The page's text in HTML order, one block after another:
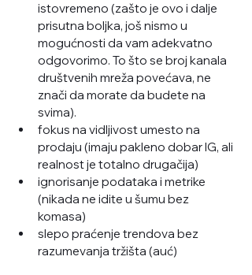
istovremeno (zašto je ovo i dalje
prisutna boljka, još nismo u
mogućnosti da vam adekvatno
odgovorimo. To što se broj kanala
društvenih mreža povećava, ne
znači da morate da budete na
svima).
fokus na vidljivost umesto na
prodaju (imaju pakleno dobar IG, ali
realnost je totalno drugačija)
ignorisanje podataka i metrike
(nikada ne idite u šumu bez
komasa)
slepo praćenje trendova bez
razumevanja tržišta (auć)